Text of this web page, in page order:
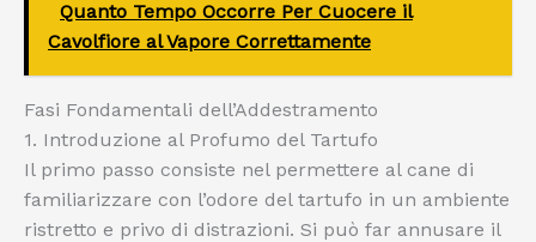
Quanto Tempo Occorre Per Cuocere il
Cavolfiore al Vapore Correttamente
Fasi Fondamentali dell’Addestramento
1. Introduzione al Profumo del Tartufo
Il primo passo consiste nel permettere al cane di
familiarizzare con l’odore del tartufo in un ambiente
ristretto e privo di distrazioni. Si può far annusare il